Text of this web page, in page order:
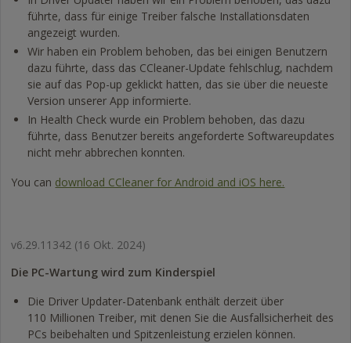
führte, dass für einige Treiber falsche Installationsdaten
angezeigt wurden.
Wir haben ein Problem behoben, das bei einigen Benutzern
dazu führte, dass das CCleaner-Update fehlschlug, nachdem
sie auf das Pop-up geklickt hatten, das sie über die neueste
Version unserer App informierte.
In Health Check wurde ein Problem behoben, das dazu
führte, dass Benutzer bereits angeforderte Softwareupdates
nicht mehr abbrechen konnten.
You can download CCleaner for Android and iOS here.
v6.29.11342 (16 Okt. 2024)
Die PC-Wartung wird zum Kinderspiel
Die Driver Updater-Datenbank enthält derzeit über
110 Millionen Treiber, mit denen Sie die Ausfallsicherheit des
PCs beibehalten und Spitzenleistung erzielen können.